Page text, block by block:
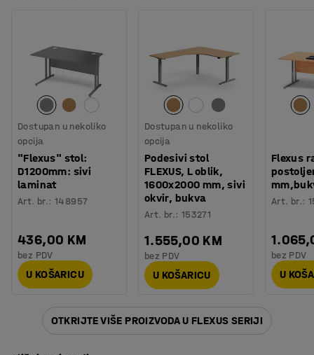
Dostupan u nekoliko
opcija
"Flexus" stol:
D1200mm: sivi
laminat
Art. br.:148957
436,00 KM
bez PDV
U KOŠARICU
Dostupan u nekoliko
opcija
Podesivi stol
FLEXUS, L oblik,
1600x2000 mm, sivi
okvir, bukva
Art. br.: 153271
1.555,00 KM
bez PDV
U KOŠARICU
Flexus
Art. br.:
bez PDV
U
OTKRIJTE VIŠE PROIZVODA U FLEXUS SERIJI